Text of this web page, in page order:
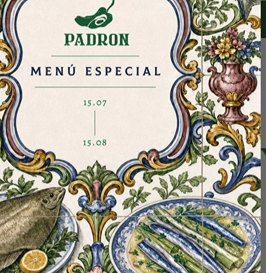
События
Padron
«один бокал»
of Excellence